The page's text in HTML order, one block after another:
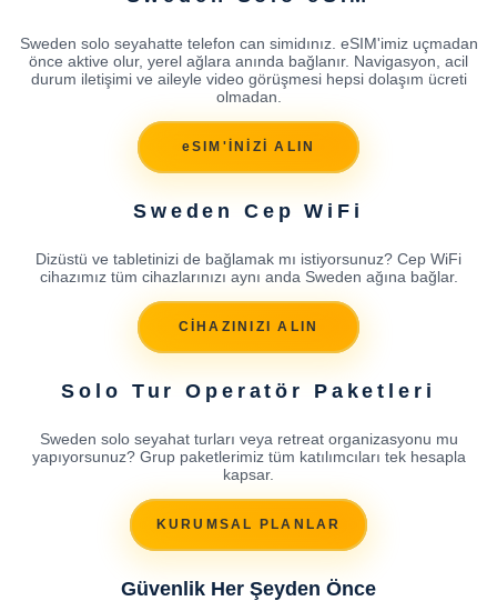
Sweden solo seyahatte telefon can simidınız. eSIM'imiz uçmadan
önce aktive olur, yerel ağlara anında bağlanır. Navigasyon, acil
durum iletişimi ve aileyle video görüşmesi hepsi dolaşım ücreti
olmadan.
eSIM'İNİZİ ALIN
Sweden Cep WiFi
Dizüstü ve tabletinizi de bağlamak mı istiyorsunuz? Cep WiFi
cihazımız tüm cihazlarınızı aynı anda Sweden ağına bağlar.
CİHAZINIZI ALIN
Solo Tur Operatör Paketleri
Sweden solo seyahat turları veya retreat organizasyonu mu
yapıyorsunuz? Grup paketlerimiz tüm katılımcıları tek hesapla
kapsar.
KURUMSAL PLANLAR
Güvenlik Her Şeyden Önce